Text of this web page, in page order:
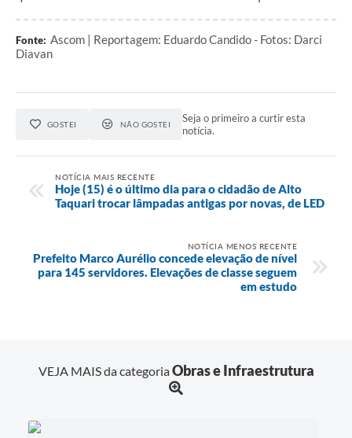
Fonte: Ascom | Reportagem: Eduardo Candido - Fotos: Darci
Diavan
GOSTEI NÃO GOSTEI
Seja o primeiro a curtir esta
notícia.
NOTÍCIA MAIS RECENTE
Hoje (15) é o último dia para o cidadão de Alto
Taquari trocar lâmpadas antigas por novas, de LED
NOTÍCIA MENOS RECENTE
Prefeito Marco Aurélio concede elevação de nível
para 145 servidores. Elevações de classe seguem
em estudo
VEJA MAIS da categoriaObras e Infraestrutura